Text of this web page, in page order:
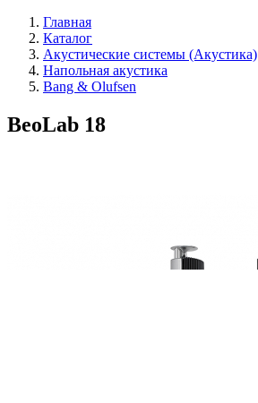
Главная
Каталог
Акустические системы (Акустика)
Напольная акустика
Bang & Olufsen
BeoLab 18